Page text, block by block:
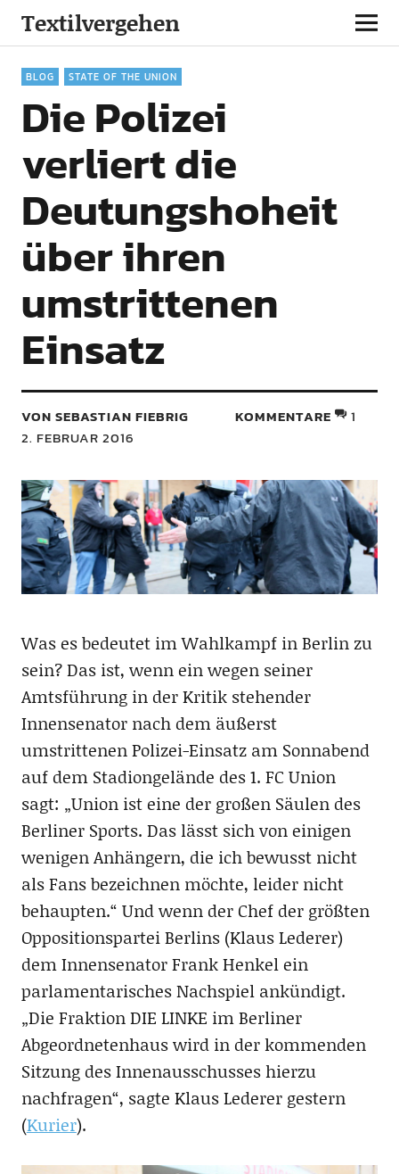
Textilvergehen
BLOG STATE OF THE UNION
Die Polizei
verliert die
Deutungshoheit
über ihren
umstrittenen
Einsatz
VON SEBASTIAN FIEBRIG
2. FEBRUAR 2016
KOMMENTARE 1
Was es bedeutet im Wahlkampf in Berlin zu
sein? Das ist, wenn ein wegen seiner
Amtsführung in der Kritik stehender
Innensenator nach dem äußerst
umstrittenen Polizei-Einsatz am Sonnabend
auf dem Stadiongelände des 1. FC Union
sagt: „Union ist eine der großen Säulen des
Berliner Sports. Das lässt sich von einigen
wenigen Anhängern, die ich bewusst nicht
als Fans bezeichnen möchte, leider nicht
behaupten.“ Und wenn der Chef der größten
Oppositionspartei Berlins (Klaus Lederer)
dem Innensenator Frank Henkel ein
parlamentarisches Nachspiel ankündigt.
„Die Fraktion DIE LINKE im Berliner
Abgeordnetenhaus wird in der kommenden
Sitzung des Innenausschusses hierzu
nachfragen“, sagte Klaus Lederer gestern
(Kurier).